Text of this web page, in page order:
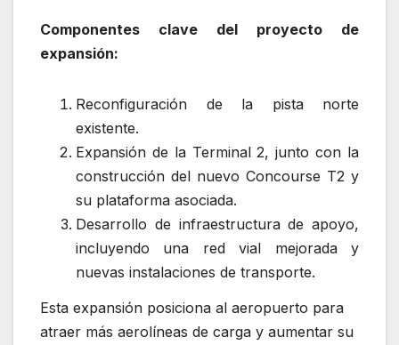
Componentes clave del proyecto de
expansión:
Reconfiguración de la pista norte
existente.
Expansión de la Terminal 2, junto con la
construcción del nuevo Concourse T2 y
su plataforma asociada.
Desarrollo de infraestructura de apoyo,
incluyendo una red vial mejorada y
nuevas instalaciones de transporte.
Esta expansión posiciona al aeropuerto para
atraer más aerolíneas de carga y aumentar su